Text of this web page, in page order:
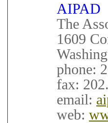
AIPAD
The
1609
phone:
fax:
email:
web: